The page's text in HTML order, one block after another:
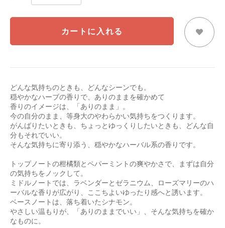
カートに入れる
どんな​気持ちの​ときも、​どんな​シーンでも。
穏やかな​ハーブの​香りで、​ありのままを​確かめて
香りのイメージは、「ありのまま」。
今の自分のまま、等身大のやわらかい気持ちをつくります。
がんばりたいときも、ちょっとゆっくりしたいときも、どんな自
分もそれでいい。
そんな気持ちに寄り添う、穏やかなハーバル系の香りです。
トップノートの柑橘類とペパーミントの爽やかさで、まずは自分
の気持ちをノックして。
ミドルノートでは、ラベンダーとゼラニウム、ローズマリーのハ
ーバルな香りが広がり、ここちよいゆったり感へと誘います。
ベースノートは、落ち着いたシナモン。
やさしい温もりが、「ありのままでいい」、そんな気持ちを確か
なものに。